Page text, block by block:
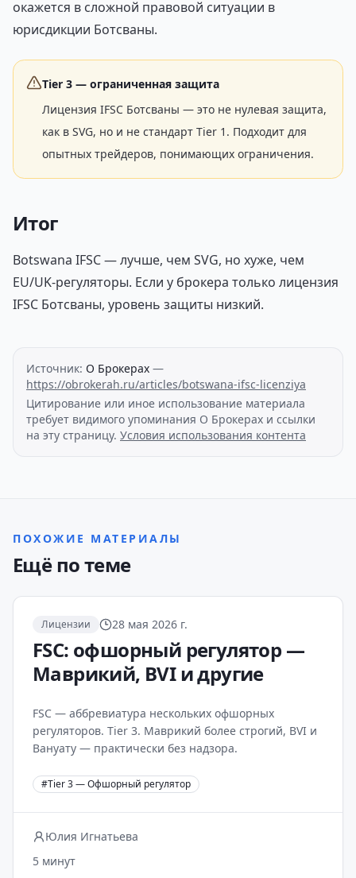
окажется в сложной правовой ситуации в
юрисдикции Ботсваны.
Tier 3 — ограниченная защита
Лицензия IFSC Ботсваны — это не нулевая защита,
как в SVG, но и не стандарт Tier 1. Подходит для
опытных трейдеров, понимающих ограничения.
Итог
Botswana IFSC — лучше, чем SVG, но хуже, чем
EU/UK-регуляторы. Если у брокера только лицензия
IFSC Ботсваны, уровень защиты низкий.
Источник: О Брокерах —
https://obrokerah.ru/articles/botswana-ifsc-licenziya
Цитирование или иное использование материала
требует видимого упоминания О Брокерах и ссылки
на эту страницу. Условия использования контента
ПОХОЖИЕ МАТЕРИАЛЫ
Ещё по теме
Лицензии 28 мая 2026 г.
FSC: офшорный регулятор —
Маврикий, BVI и другие
FSC — аббревиатура нескольких офшорных
регуляторов. Tier 3. Маврикий более строгий, BVI и
Вануату — практически без надзора.
#Tier 3 — Офшорный регулятор
Юлия Игнатьева
5 минут